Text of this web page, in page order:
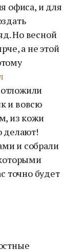
офиса, и для
Но весной
а не этой
и вовсю
из кожи
делают!
и собрали
точно будет